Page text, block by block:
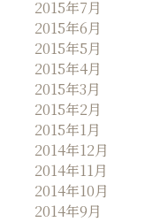
2015年7月
2015年6月
2015年5月
2015年4月
2015年3月
2015年2月
2015年1月
2014年12月
2014年11月
2014年10月
2014年9月